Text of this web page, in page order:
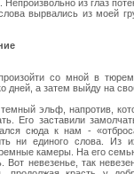
из глаз
вырвались из моей
со мной в
дней, а затем выйду на
темный эльф, напротив,
Его заставили
сюда к нам -
ни единого слова. Из
камеры. На его
Вот невезенье, так